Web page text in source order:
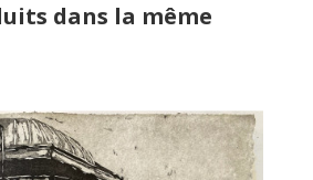
dans la même